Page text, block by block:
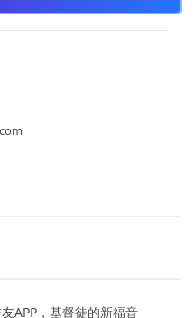
APP，基督徒的新福音